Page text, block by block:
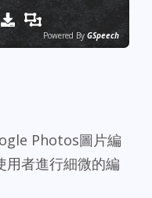
Powered By GSpeech
Photos圖片編
用者進行細微的編